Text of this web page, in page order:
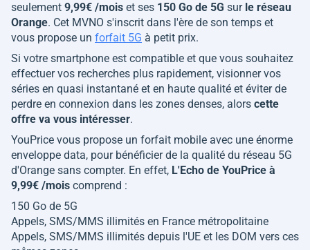
seulement 9,99€ /mois et ses 150 Go de 5G surle réseau
Orange. Cet MVNO s'inscrit dans l'ère de son temps et
vous propose un forfait 5G à petit prix.
Si votre smartphone est compatible et que vous souhaitez
effectuer vos recherches plus rapidement, visionner vos
séries en quasi instantané et en haute qualité et éviter de
perdre en connexion dans les zones denses, alors cette
offre va vous intéresser.
YouPrice vous propose un forfait mobile avec une énorme
enveloppe data, pour bénéficier de la qualité du réseau 5G
d'Orange sans compter. En effet, L'Echo de YouPrice à
9,99€ /mois comprend :
150 Go de 5G
Appels, SMS/MMS illimités en France métropolitaine
Appels, SMS/MMS illimités depuis l'UE et les DOM vers ces